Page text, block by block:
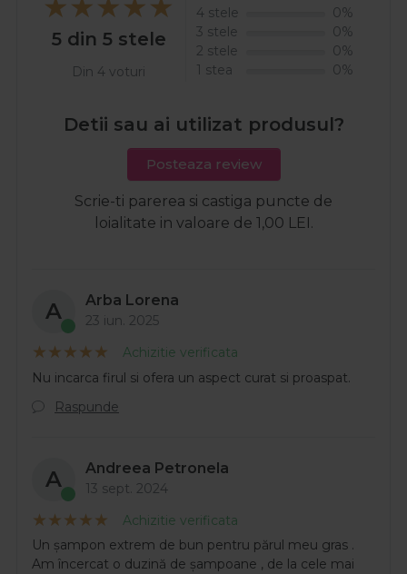
5 din 5 stele
Din 4 voturi
4 stele
0%
3 stele
0%
2 stele
0%
1 stea
0%
Detii sau ai utilizat produsul?
Posteaza review
Scrie-ti parerea si castiga puncte de
loialitate in valoare de 1,00 LEI.
A Arba Lorena
23 iun. 2025
Achizitie verificata
Nu incarca firul si ofera un aspect curat si proaspat.
Raspunde
A Andreea Petronela
13 sept. 2024
Achizitie verificata
Un șampon extrem de bun pentru părul meu gras .
Am încercat o duzină de șampoane , de la cele mai